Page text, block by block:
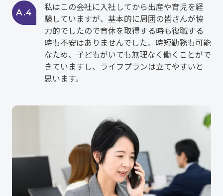
A.4
私はこの会社に入社してから出産や育児を経
験していますが、基本的に周囲の皆さんが協
力的でしたので育休を取得する時も復職する
時も不安はありませんでした。時短勤務も可能
なため、子どもがいても無理なく働くことがで
きていますし、ライフプランは立てやすいと
思います。